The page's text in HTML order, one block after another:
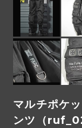
マルチポケ
ンツ（